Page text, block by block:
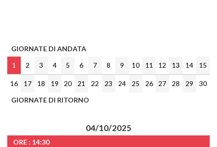
GIORNATE DI ANDATA
1
2 3 4 5 6 7 8 9 10 11 12 13 14 15
16 17 18 19 20 21 22 23 24 25 26 27 28 29
30
GIORNATE DI RITORNO
04/10/2025
ORE : 14:30